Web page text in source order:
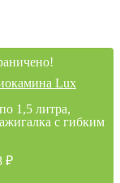
Lux
1,5 литра,
с гибким
₽